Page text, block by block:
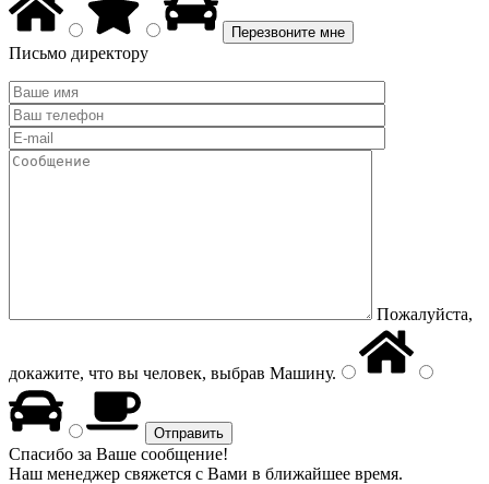
Письмо директору
Пожалуйста,
докажите, что вы человек, выбрав Машину.
Спасибо за Ваше сообщение!
Наш менеджер свяжется с Вами в ближайшее время.